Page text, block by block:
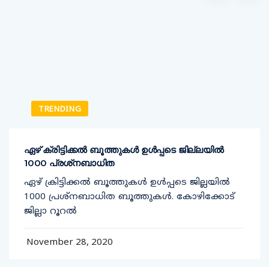
TRENDING
ഏഴ് ക്രിട്ടിക്കല്‍ ബൂത്തുകള്‍ ഉള്‍പ്പടെ ജില്ലയില്‍
1000 പ്രശ്‌നബാധിത
ഏഴ് ക്രിട്ടിക്കല്‍ ബൂത്തുകള്‍ ഉള്‍പ്പടെ ജില്ലയില്‍
1000 പ്രശ്‌നബാധിത ബൂത്തുകള്‍. കോഴിക്കോട്
ജില്ലാ റൂറല്‍
November 28, 2020